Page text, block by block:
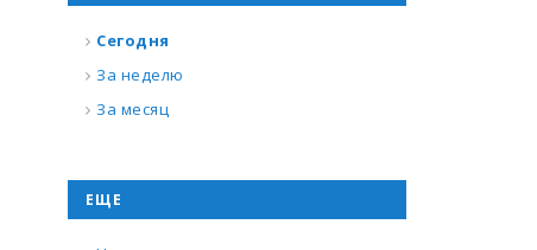
Сегодня
За неделю
За месяц
ЕЩЕ